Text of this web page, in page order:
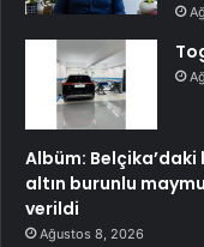
Albüm:
altın burunlu
verildi
Ağustos 8, 2026